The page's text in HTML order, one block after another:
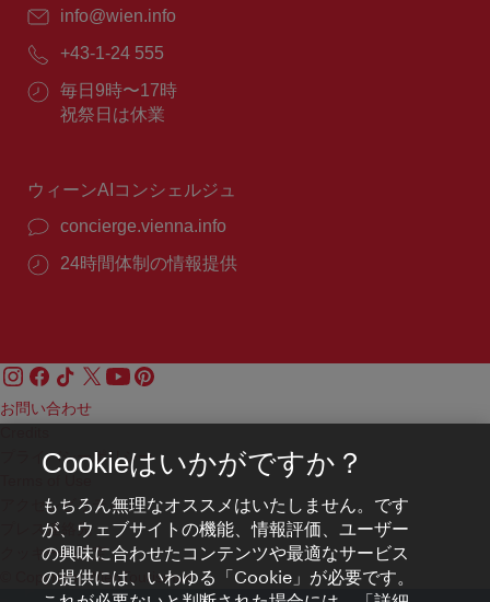
E
ー
ル：
info@wien.info
電
番
号：
+43-1-24 555
営
業
毎日9時〜17時
祝祭日は休業
ウィーンAIコンシェルジュ
concierge.vienna.info
24時間体制の情報提供
お問い合わせ
プライバシーポリシー
アクセシビリティ
プレス連絡先
クッキーの設定
© Copyright WienTourismus
Cookieはいかがですか？
もちろん無理なオススメはいたしません。です
が、ウェブサイトの機能、情報評価、ユーザー
の興味に合わせたコンテンツや最適なサービス
の提供には、いわゆる「Cookie」が必要です。